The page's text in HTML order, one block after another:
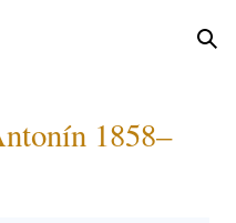
1858–